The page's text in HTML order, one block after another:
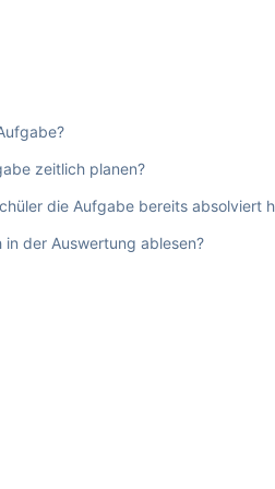
zeitlich planen?
die Aufgabe bereits absolviert
in der Auswertung ablesen?